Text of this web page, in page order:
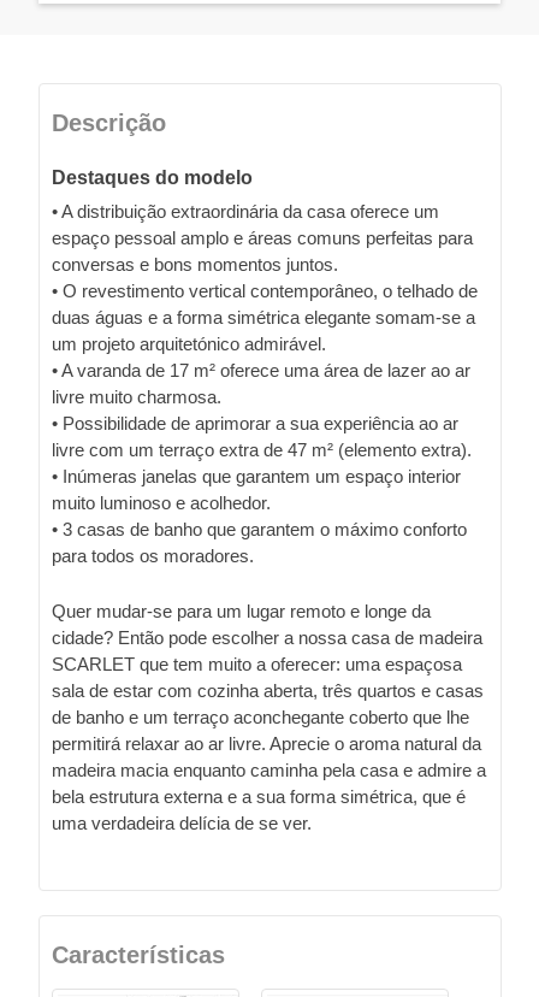
Descrição
Destaques do modelo
• A distribuição extraordinária da casa oferece um
espaço pessoal amplo e áreas comuns perfeitas para
conversas e bons momentos juntos.
• O revestimento vertical contemporâneo, o telhado de
duas águas e a forma simétrica elegante somam-se a
um projeto arquitetónico admirável.
• A varanda de 17 m² oferece uma área de lazer ao ar
livre muito charmosa.
• Possibilidade de aprimorar a sua experiência ao ar
livre com um terraço extra de 47 m² (elemento extra).
• Inúmeras janelas que garantem um espaço interior
muito luminoso e acolhedor.
• 3 casas de banho que garantem o máximo conforto
para todos os moradores.
Quer mudar-se para um lugar remoto e longe da
cidade? Então pode escolher a nossa casa de madeira
SCARLET que tem muito a oferecer: uma espaçosa
sala de estar com cozinha aberta, três quartos e casas
de banho e um terraço aconchegante coberto que lhe
permitirá relaxar ao ar livre. Aprecie o aroma natural da
madeira macia enquanto caminha pela casa e admire a
bela estrutura externa e a sua forma simétrica, que é
uma verdadeira delícia de se ver.
Características